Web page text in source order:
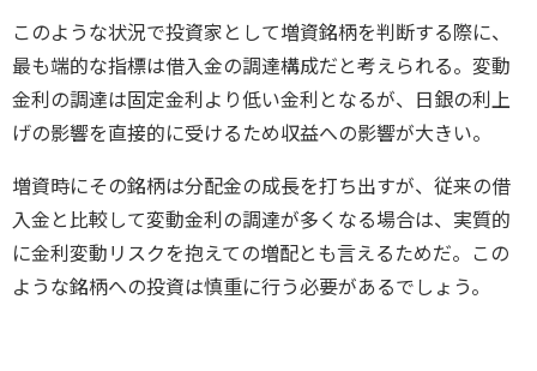
このような状況で投資家として増資銘柄を判断する際に、
最も端的な指標は借入金の調達構成だと考えられる。変動
金利の調達は固定金利より低い金利となるが、日銀の利上
げの影響を直接的に受けるため収益への影響が大きい。
増資時にその銘柄は分配金の成長を打ち出すが、従来の借
入金と比較して変動金利の調達が多くなる場合は、実質的
に金利変動リスクを抱えての増配とも言えるためだ。この
ような銘柄への投資は慎重に行う必要があるでしょう。